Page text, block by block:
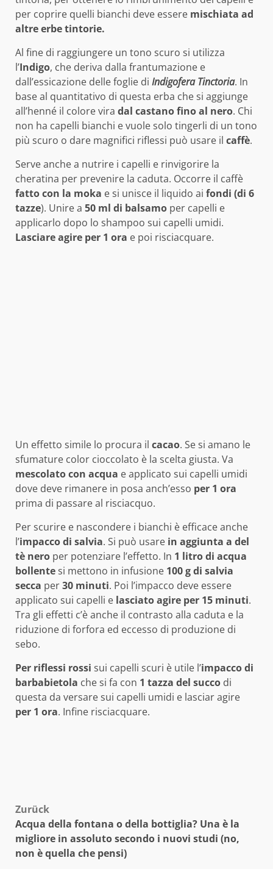
per coprire quelli bianchi deve essere mischiata ad
altre erbe tintorie.
Al fine di raggiungere un tono scuro si utilizza
l’Indigo, che deriva dalla frantumazione e
dall’essicazione delle foglie di Indigofera Tinctoria. In
base al quantitativo di questa erba che si aggiunge
all’henné il colore vira dal castano fino al nero. Chi
non ha capelli bianchi e vuole solo tingerli di un tono
più scuro o dare magnifici riflessi può usare il caffè.
Serve anche a nutrire i capelli e rinvigorire la
cheratina per prevenire la caduta. Occorre il caffè
fatto con la moka e si unisce il liquido ai fondi (di 6
tazze). Unire a 50 ml di balsamo per capelli e
applicarlo dopo lo shampoo sui capelli umidi.
Lasciare agire per 1 ora e poi risciacquare.
Un effetto simile lo procura il cacao. Se si amano le
sfumature color cioccolato è la scelta giusta. Va
mescolato con acqua e applicato sui capelli umidi
dove deve rimanere in posa anch’esso per 1 ora
prima di passare al risciacquo.
Per scurire e nascondere i bianchi è efficace anche
l’impacco di salvia. Si può usare in aggiunta a del
tè nero per potenziare l’effetto. In 1 litro di acqua
bollentesi mettono in infusione 100 g di salvia
secca per30 minuti. Poi l’impacco deve essere
applicato sui capelli e lasciato agire per 15 minuti.
Tra gli effetti c’è anche il contrasto alla caduta e la
riduzione di forfora ed eccesso di produzione di
sebo.
Per riflessi rossi sui capelli scuri è utile l’impacco di
barbabietola che si fa con 1 tazza del succo di
questa da versare sui capelli umidi e lasciar agire
per 1 ora. Infine risciacquare.
Beitragsnavigation
Zurück
Acqua della fontana o della bottiglia? Una è la
migliore in assoluto secondo i nuovi studi (no,
non è quella che pensi)